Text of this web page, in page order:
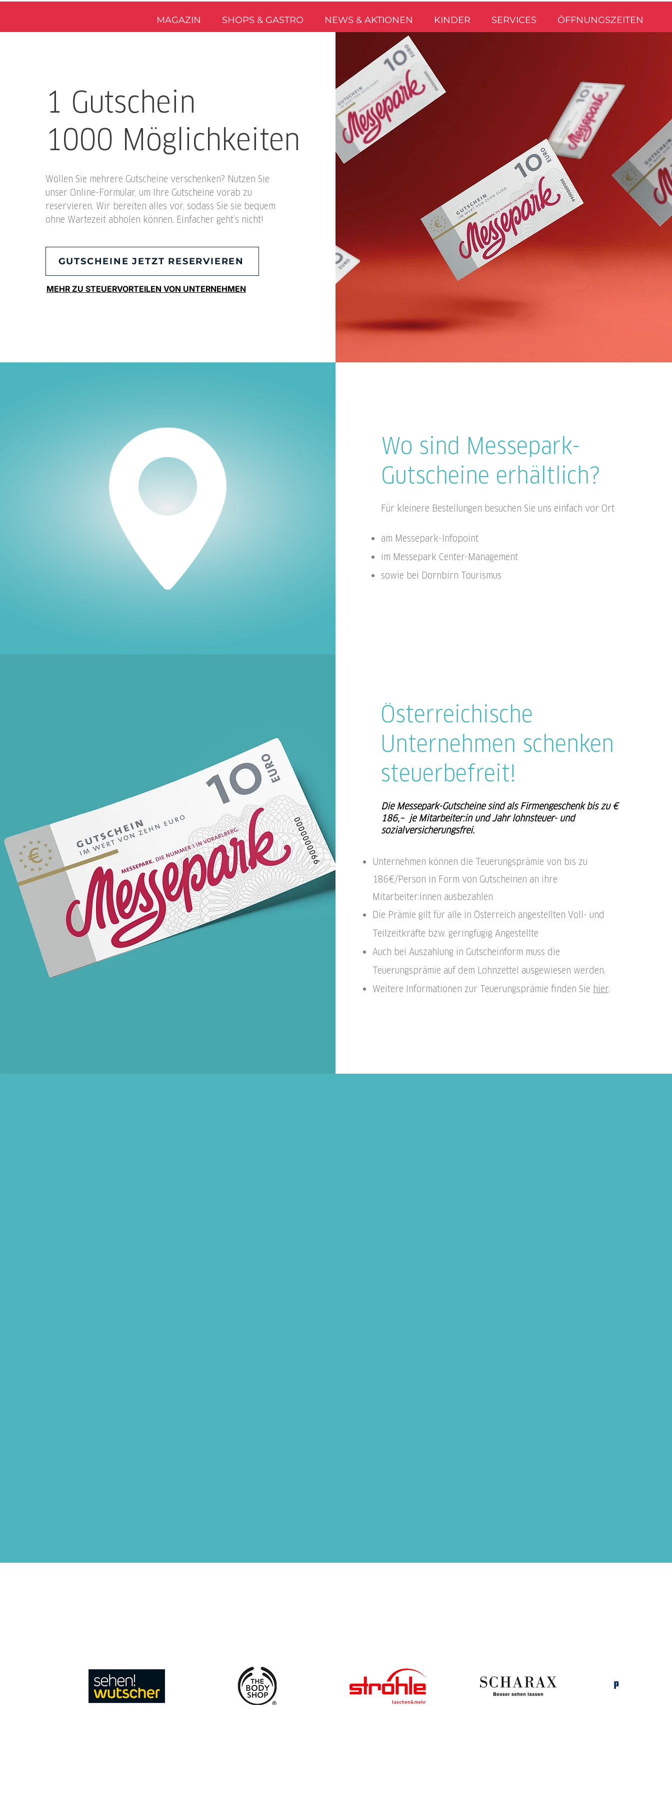
MAGAZIN SHOPS & GASTRO NEWS & AKTIONEN KINDER SERVICES ÖFFNUNGSZEITEN
1 Gutschein
1000 Möglichkeiten
Wollen Sie mehrere Gutscheine verschenken? Nutzen Sie
unser Online-Formular, um Ihre Gutscheine vorab zu
reservieren. Wir bereiten alles vor, sodass Sie sie bequem
ohne Wartezeit abholen können. Einfacher geht’s nicht!
GUTSCHEINE JETZT RESERVIEREN
MEHR ZU STEUERVORTEILEN VON UNTERNEHMEN
Wo sind Messepark-
Gutscheine erhältlich?
Für kleinere Bestellungen besuchen Sie uns einfach vor Ort
am Messepark-Infopoint
im Messepark Center-Management
sowie bei Dornbirn Tourismus
Österreichische
Unternehmen schenken
steuerbefreit!
Die Messepark-Gutscheine sind als Firmengeschenk bis zu €
186,– je Mitarbeiter:in und Jahr lohnsteuer- und
sozialversicherungsfrei.
Unternehmen können die Teuerungsprämie von bis zu
186€/Person in Form von Gutscheinen an ihre
Mitarbeiter:innen ausbezahlen
Die Prämie gilt für alle in Österreich angestellten Voll- und
Teilzeitkräfte bzw. geringfügig Angestellte
Auch bei Auszahlung in Gutscheinform muss die
Teuerungsprämie auf dem Lohnzettel ausgewiesen werden.
Weitere Informationen zur Teuerungsprämie finden Sie hier.